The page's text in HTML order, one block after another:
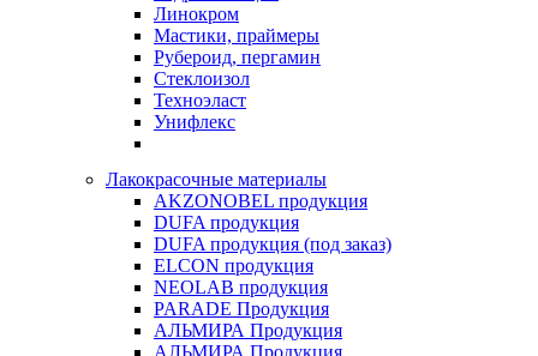
Линокром
Мастики, праймеры
Рубероид, пергамин
Стеклоизол
Техноэласт
Унифлекс
Лакокрасочные материалы
AKZONOBEL продукция
DUFA продукция
DUFA продукция (под заказ)
ELCON продукция
NEOLAB продукция
PARADE Продукция
АЛЬМИРА Продукция
АЛЬМИРА Продукция